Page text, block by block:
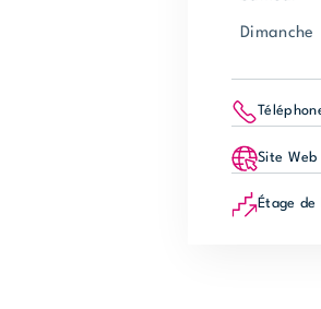
dimanche
Site Web
Étage